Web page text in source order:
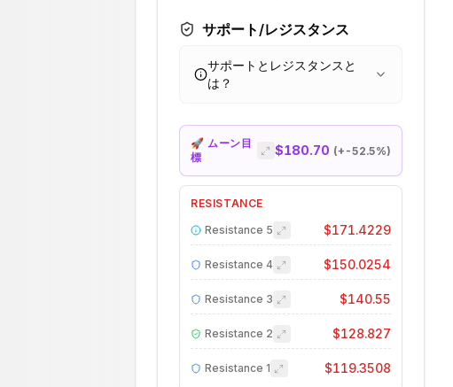
サポート/レジスタンス
サポートとレジスタンスと
は？
🚀 ムーン目
標
$180.70 (+ -52.5%)
RESISTANCE
Resistance 5 $171.4229
Resistance 4 $150.0254
Resistance 3 $140.55
Resistance 2 $128.827
Resistance 1 $119.3508